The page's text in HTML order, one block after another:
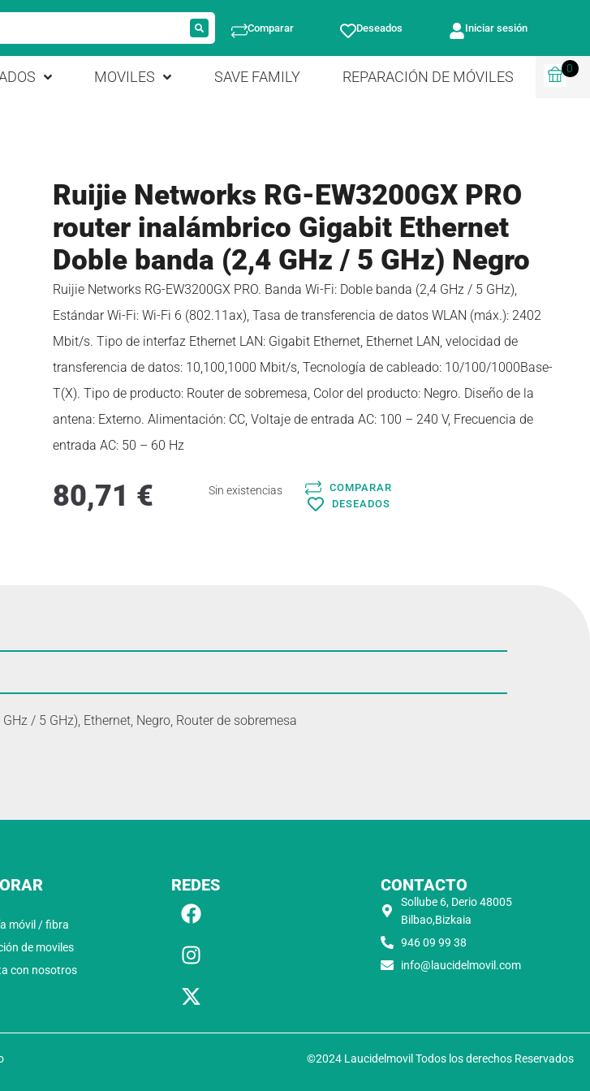
Comparar Deseados Iniciar sesión
MOVILES SAVE FAMILY REPARACIÓN DE MÓVILES
0
Ruijie Networks RG-EW3200GX PRO
router inalámbrico Gigabit Ethernet
Doble banda (2,4 GHz / 5 GHz) Negro
Ruijie Networks RG-EW3200GX PRO. Banda Wi-Fi: Doble banda (2,4 GHz / 5 GHz),
Estándar Wi-Fi: Wi-Fi 6 (802.11ax), Tasa de transferencia de datos WLAN (máx.): 2402
Mbit/s. Tipo de interfaz Ethernet LAN: Gigabit Ethernet, Ethernet LAN, velocidad de
transferencia de datos: 10,100,1000 Mbit/s, Tecnología de cableado: 10/100/1000Base-
T(X). Tipo de producto: Router de sobremesa, Color del producto: Negro. Diseño de la
antena: Externo. Alimentación: CC, Voltaje de entrada AC: 100 – 240 V, Frecuencia de
entrada AC: 50 – 60 Hz
80,71 € Sin existencias
COMPARAR
DESEADOS
/ 5 GHz), Ethernet, Negro, Router de sobremesa
móvil / fibra
de moviles
con nosotros
REDES CONTACTO
Sollube 6, Derio 48005
Bilbao,Bizkaia
946 09 99 38
info@laucidelmovil.com
©2024 Laucidelmovil Todos los derechos Reservados